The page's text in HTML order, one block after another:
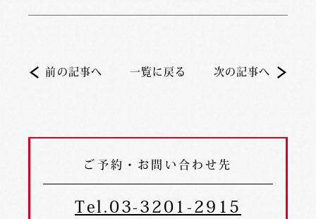
前の記事へ 一覧に戻る 次の記事へ
ご予約・お問い合わせ先
Tel.03-3201-2915